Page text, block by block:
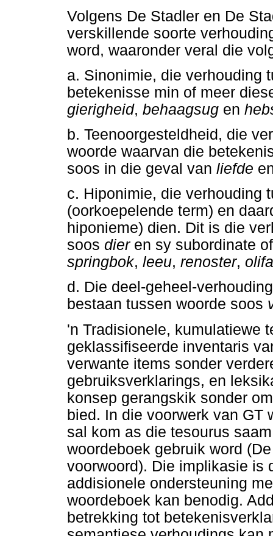
Volgens De Stadler en De
verskillende soorte
word, waaronder veral die
a. Sinonimie, die verhouding
betekenisse min of meer
gierigheid, behaagsug en
b. Teenoorgesteldheid, die
woorde waarvan die
soos in die geval van liefde
c. Hiponimie, die verhouding
(oorkoepelende term) en
hiponieme) dien. Dit is die
soos dieren sy subordinate
springbok, leeu, renoster,
d. Die deel-geheel-
bestaan tussen woorde soos
'n Tradisionele, kumulatiewe
geklassifiseerde inventaris
verwante items sonder
gebruiksverklarings, en
konsep gerangskik sonder
bied. In die voorwerk van GT
sal kom as die tesourus
woordeboek gebruik word
voorwoord). Die implikasie is
addisionele ondersteuning
woordeboek kan benodig.
betrekking tot